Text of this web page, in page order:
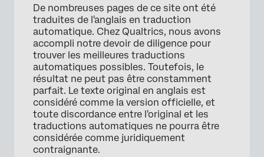
×
×
De nombreuses pages de ce site ont été
traduites de l'anglais en traduction
automatique. Chez Qualtrics, nous avons
accompli notre devoir de diligence pour
trouver les meilleures traductions
automatiques possibles. Toutefois, le
résultat ne peut pas être constamment
parfait. Le texte original en anglais est
considéré comme la version officielle, et
toute discordance entre l'original et les
traductions automatiques ne pourra être
considérée comme juridiquement
contraignante.